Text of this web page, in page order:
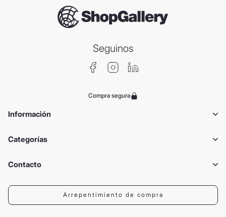
Seguinos
Compra segura
Información
Categorías
Contacto
Arrepentimiento de compra